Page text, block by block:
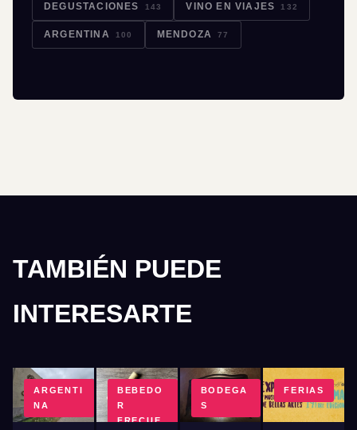
DEGUSTACIONES 143 VINO EN VIAJES 132
ARGENTINA 100 MENDOZA 77
TAMBIÉN PUEDE
INTERESARTE
ARGENTI
NA
BEBEDO
R
FRECUE
BODEGA
S
FERIAS